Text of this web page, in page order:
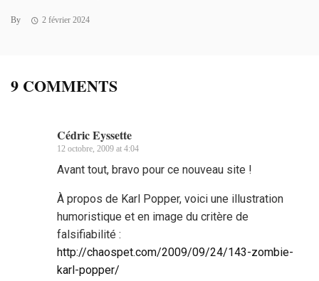
By 2 février 2024
9 COMMENTS
Cédric Eyssette
12 octobre, 2009 at 4:04
Avant tout, bravo pour ce nouveau site !
À propos de Karl Popper, voici une illustration
humoristique et en image du critère de
falsifiabilité :
http://chaospet.com/2009/09/24/143-zombie-
karl-popper/